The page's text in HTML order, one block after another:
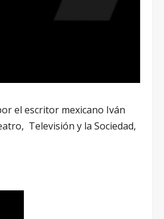
el escritor mexicano Iván
Televisión y la Sociedad,